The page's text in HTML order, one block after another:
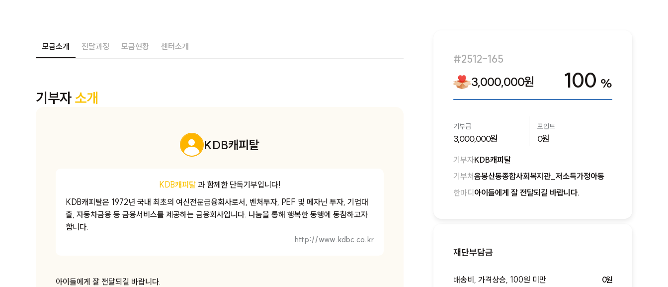
모금소개 전달과정 모금현황 센터소개
기부자 소개
KDB캐피탈
KDB캐피탈 과 함께한 단독기부입니다!
KDB캐피탈은 1972년 국내 최초의 여신전문금융회사로서, 벤처투자, PEF 및 메자닌 투자, 기업대
출, 자동차금융 등 금융서비스를 제공하는 금융회사입니다. 나눔을 통해 행복한 동행에 동참하고자
합니다.
http://www.kdbc.co.kr
아이들에게 잘 전달되길 바랍니다.
#2512-165
3,000,000원 100 %
기부금
3,000,000원
포인트
0원
기부자KDB캐피탈
기부처음봉산동종합사회복지관_저소득가정아동
한마디 아이들에게 잘 전달되길 바랍니다.
재단부담금
배송비, 가격상승, 100원 미만 0원